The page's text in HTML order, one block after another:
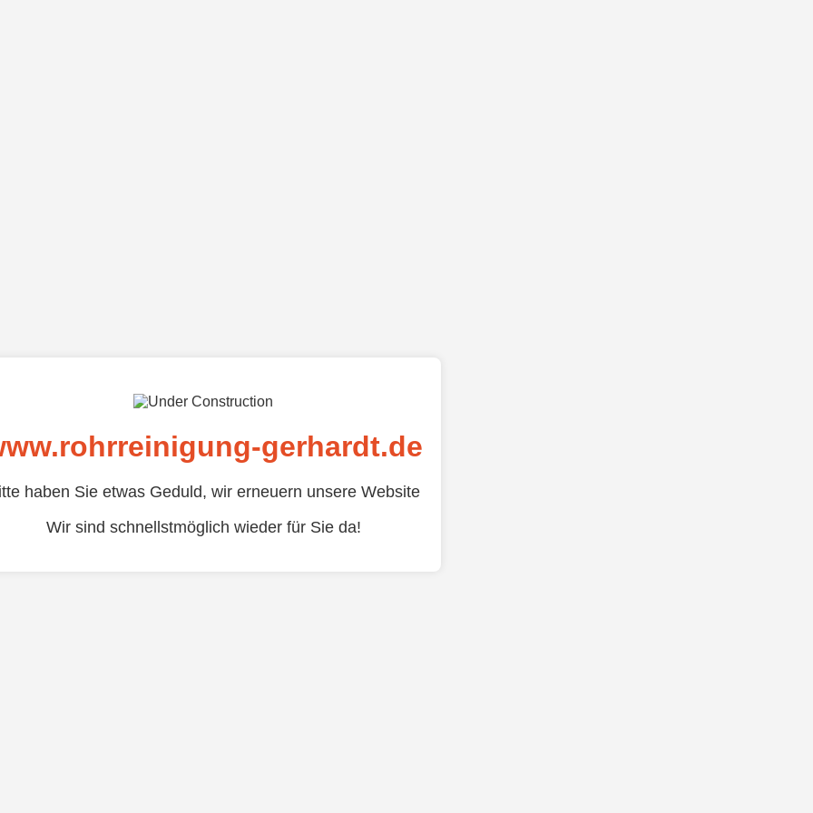
gerhardt.de
haben Sie etwas Geduld, wir erneuern unsere Website
Wir sind schnellstmöglich wieder für Sie da!